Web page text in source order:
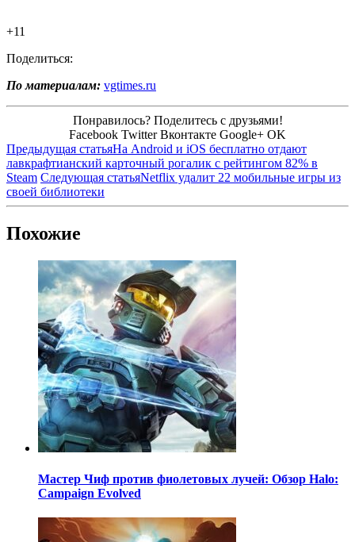
+11
Поделиться:
По материалам: vgtimes.ru
Понравилось? Поделитесь с друзьями!
Facebook Twitter Вконтакте Google+ OK
Предыдущая статьяНа Android и iOS бесплатно отдают
лавкрафтианский карточный рогалик с рейтингом 82% в
Steam Следующая статьяNetflix удалит 22 мобильные игры из
своей библиотеки
Похожие
Мастер Чиф против фиолетовых лучей: Обзор Halo:
Campaign Evolved